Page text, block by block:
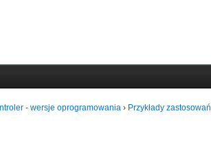
- wersje oprogramowania › Przykłady